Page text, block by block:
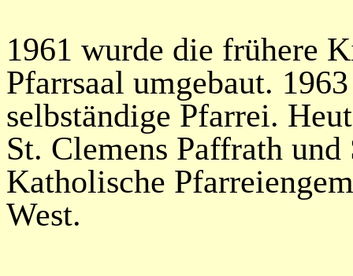
1961 wurde die frühere
Pfarrsaal umgebaut.
selbständige Pfarrei.
St. Clemens Paffrath
Katholische
West.